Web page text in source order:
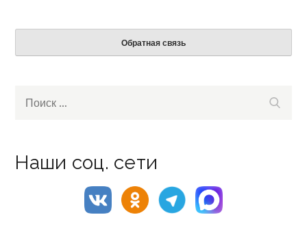
Обратная связь
Наши соц. сети